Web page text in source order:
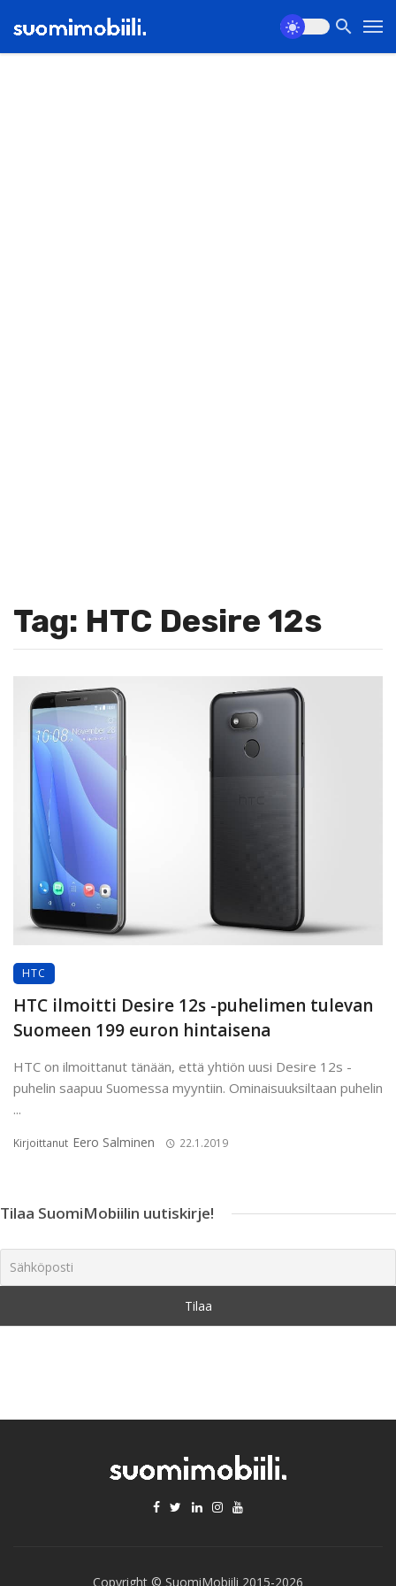
Tag: HTC Desire 12s
HTC
HTC ilmoitti Desire 12s -puhelimen tulevan
Suomeen 199 euron hintaisena
HTC on ilmoittanut tänään, että yhtiön uusi Desire 12s -
puhelin saapuu Suomessa myyntiin. Ominaisuuksiltaan puhelin
...
Kirjoittanut Eero Salminen 22.1.2019
Tilaa SuomiMobiilin uutiskirje!
Copyright © SuomiMobiili 2015-2026